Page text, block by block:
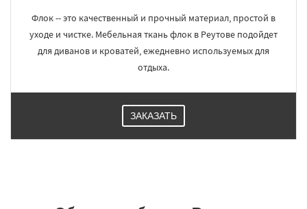
Флок -- это качественный и прочный материал, простой в
уходе и чистке. Мебельная ткань флок в Реутове подойдет
для диванов и кроватей, ежедневно используемых для
отдыха.
ЗАКАЗАТЬ